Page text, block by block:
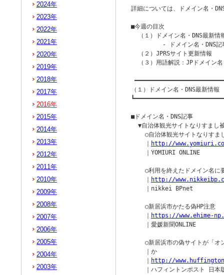
詳細については、ドメイン名・
■今週の目次
（１）ドメイン名・DNS最新情
- ドメイン名・DNS記
  （２）JPRSサイト更新情報
  （３）用語解説：JPドメイン名
（１）ドメイン名・DNS最新情報
■ドメイン名・DNS記事
▼自治体観光サイトなりすまし
○自治体観光サイトなりすま
http://
    ｜YOMIURI ONLINE
○利用を終えたドメイン名に
http://
    ｜nikkei BPnet
    ○新居浜市かたる偽HP注意
https://www.ehime-
    ｜愛媛新聞ONLINE
○新居浜市の偽サイトが「オ
    ｜か
http://
｜ハフィントンポスト 日本
2024年
2023年
2022年
2021年
2020年
2019年
2018年
2017年
2016年
2015年
2014年
2013年
2012年
2011年
2010年
2009年
2008年
2007年
2006年
2005年
2004年
2003年